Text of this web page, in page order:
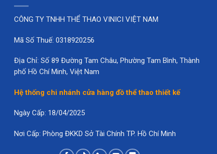
nhà tài trợ.
nữ.
Nhận đặt may từ 6 bộ.
Đặt Áo Cầu Lông Thiết Kế VINICI
Skyblaze
Áo Cầu Lông Thiết Kế VINICI Skyblaze Phong
CÔNG TY TNHH THỂ THAO VINICI VIỆT NAM
Mã Số Thuế: 0318920256
Địa Chỉ: Số 89 Đường Tam Châu, Phường Tam Bình, Thành
phố Hồ Chí Minh, Việt Nam
Hệ thống chi nhánh cửa hàng đồ thể thao thiết kế
Ngày Cấp: 18/04/2025
Nơi Cấp: Phòng ĐKKD Sở Tài Chính TP. Hồ Chí Minh